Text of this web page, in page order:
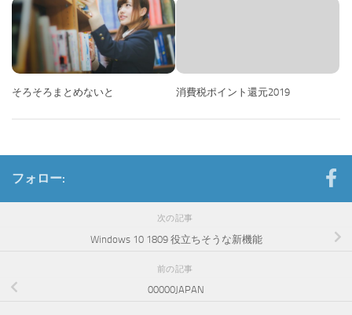
そろそろまとめないと 消費税ポイント還元2019
フォロー:
次の記事
Windows 10 1809 役立ちそうな新機能
前の記事
00000JAPAN